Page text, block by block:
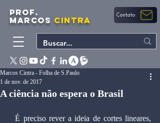
PROF.
MARCOS CINTRA Contato
A ciência não espera o Brasil
Marcos Cintra - Folha de S.Paulo
1 de nov. de 2017
  É preciso rever a ideia de cortes lineares,